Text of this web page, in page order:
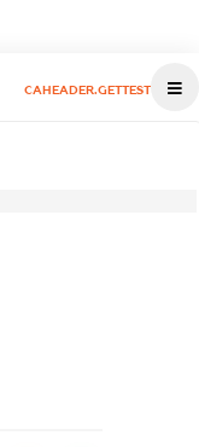
CAHEADER.GETTEST